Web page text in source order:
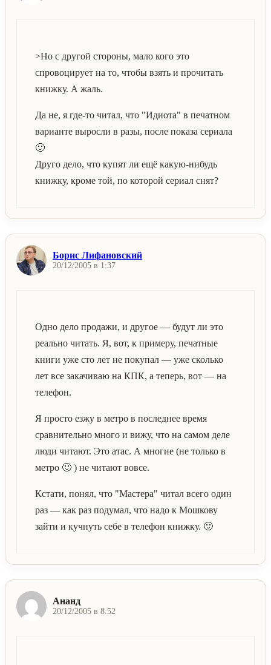
>Но с другой стороны, мало кого это
спровоцирует на то, чтобы взять и прочитать
книжку. А жаль.
Да не, я где-то читал, что "Идиота" в печатном
варианте выросли в разы, после показа сериала
🙂
Друго дело, что купят ли ещё какую-нибудь
книжку, кроме той, по которой сериал снят?
Борис Лифановский
20/12/2005 в 1:37
Одно дело продажи, и другое — будут ли это
реально читать. Я, вот, к примеру, печатные
книги уже сто лет не покупал — уже сколько
лет все закачиваю на КПК, а теперь, вот — на
телефон.
Я просто езжу в метро в последнее время
сравнительно много и вижу, что на самом деле
люди читают. Это атас. А многие (не только в
метро 🙂 ) не читают вовсе.
Кстати, понял, что "Мастера" читал всего один
раз — как раз подумал, что надо к Мошкову
зайти и кучнуть себе в телефон книжку. 🙂
Ананд
20/12/2005 в 8:52